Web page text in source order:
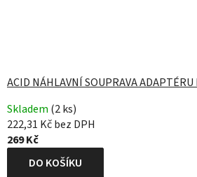
ACID NÁHLAVNÍ SOUPRAVA ADAPTÉRU
Skladem (2 ks)
222,31 Kč bez DPH
269 Kč
DO KOŠÍKU